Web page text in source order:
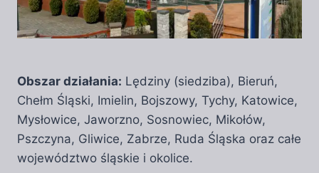
Obszar działania: Lędziny (siedziba), Bieruń,
Chełm Śląski, Imielin, Bojszowy, Tychy, Katowice,
Mysłowice, Jaworzno, Sosnowiec, Mikołów,
Pszczyna, Gliwice, Zabrze, Ruda Śląska oraz całe
województwo śląskie i okolice.